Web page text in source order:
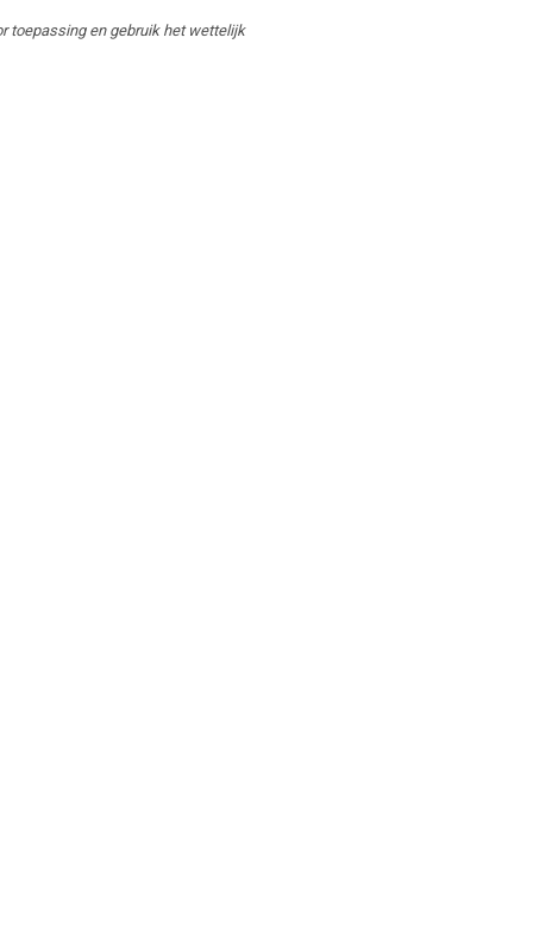
toepassing en gebruik het wettelijk